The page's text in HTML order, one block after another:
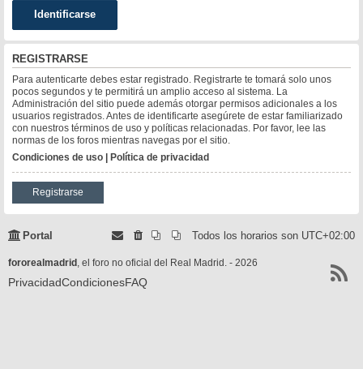
REGISTRARSE
Para autenticarte debes estar registrado. Registrarte te tomará solo unos
pocos segundos y te permitirá un amplio acceso al sistema. La
Administración del sitio puede además otorgar permisos adicionales a los
usuarios registrados. Antes de identificarte asegúrete de estar familiarizado
con nuestros términos de uso y políticas relacionadas. Por favor, lee las
normas de los foros mientras navegas por el sitio.
Condiciones de uso | Política de privacidad
Registrarse
Portal Todos los horarios son UTC+02:00
fororealmadrid , el foro no oficial del Real Madrid. - 2026
PrivacidadCondicionesFAQ